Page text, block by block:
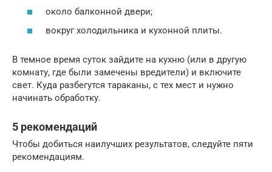
около балконной двери;
вокруг холодильника и кухонной плиты.
В темное время суток зайдите на кухню (или в другую
комнату, где были замечены вредители) и включите
свет. Куда разбегутся тараканы, с тех мест и нужно
начинать обработку.
5 рекомендаций
Чтобы добиться наилучших результатов, следуйте пяти
рекомендациям.